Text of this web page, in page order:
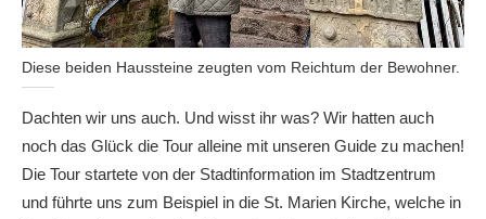
Diese beiden Haussteine zeugten vom Reichtum der Bewohner.
Dachten wir uns auch. Und wisst ihr was? Wir hatten auch
noch das Glück die Tour alleine mit unseren Guide zu machen!
Die Tour startete von der Stadtinformation im Stadtzentrum
und führte uns zum Beispiel in die St. Marien Kirche, welche in